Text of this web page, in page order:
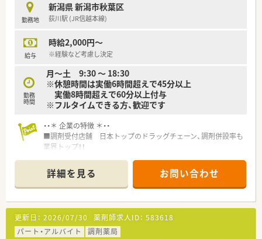
勤務地
新潟県 新潟市秋葉区
荻川駅 (JR信越本線)
給与
時給2,000円～
※経験など考慮し決定
勤務
時間
月～土 9:30 ～ 18:30
※休憩時間は実働6時間超えで45分以上
実働8時間超えで60分以上付与
※フルタイムできる方、歓迎です
・・＊ 企業の特徴 ＊・・
■調剤受付店舗 日本トップのドラッグチェーン、調剤併設率も
業界トップ！！
ルスケアの担い手として、かかりつけ薬局、健康サポート薬局な
ど、地域医療への貢献に挑戦し続けます。
近い将来、全店舗調剤併設化にできるよう積極的に推進してい
きます。
■豊富なキャリアパスがあります！
幅広い事業を持つので、自由なキャリアパスを描くことができ
ます。
詳細を見る お問い合わせ
更新日： 2026/07/30 薬剤師求人ID： 583618
パート・アルバイト
調剤薬局